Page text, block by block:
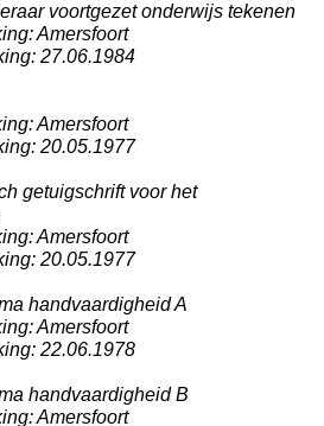
voortgezet onderwijs tekenen
Amersfoort
27.06.1984
Amersfoort
20.05.1977
getuigschrift voor het
Amersfoort
20.05.1977
handvaardigheid A
Amersfoort
22.06.1978
handvaardigheid B
Amersfoort